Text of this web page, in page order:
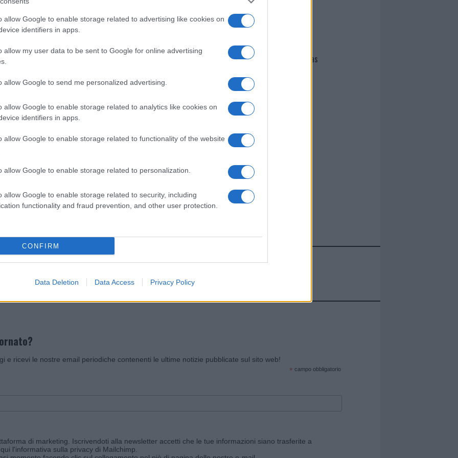
allow Google to enable storage related to advertising like cookies on
identifiers in apps.
allow my user data to be sent to Google for online advertising
allow Google to send me personalized advertising.
allow Google to enable storage related to analytics like cookies on
identifiers in apps.
allow Google to enable storage related to functionality of the website
allow Google to enable storage related to personalization.
allow Google to enable storage related to security, including
functionality and fraud prevention, and other user protection.
CONFIRM
Data Deletion Data Access Privacy Policy
cliccandoqui
nella sezione Login
dal menù del sito o
Prossimo articolo
I nostri cari
Giovannimaria Cabras
e ricevi le nostre email periodiche contenenti le ultime notizie pubblicate sul sito web!
* campo obbligatorio
di marketing. Iscrivendoti alla newsletter accetti che le tue informazioni siano trasferite a
l'informativa sulla privacy di Mailchimp